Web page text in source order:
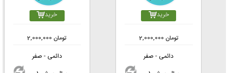
خرید
2,000,000 تومان
دائمی - صفر
خرید
2,000,000 تومان
دائمی - صفر